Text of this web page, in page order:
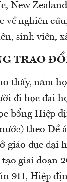
New
về nghiên
sinh viên,
TRAO
thấy, năm
đi học đại
bổng Hiệp
theo Đề
giáo dục đại
tạo giai đoạn
911, Hiệp